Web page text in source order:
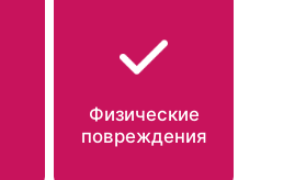
Физические
повреждения